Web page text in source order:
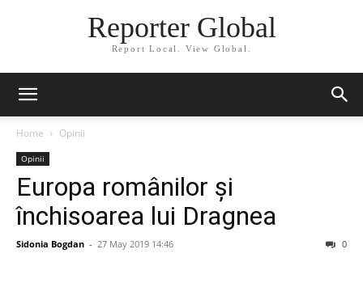
Reporter Global
Report Local. View Global.
Home Opinii
Opinii
Europa românilor și
închisoarea lui Dragnea
Sidonia Bogdan - 27 May 2019 14:46 0